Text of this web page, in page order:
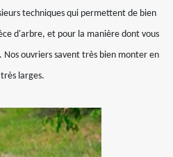
techniques qui permettent de bien
d'arbre, et pour la manière dont vous
Nos ouvriers savent très bien monter en
larges.